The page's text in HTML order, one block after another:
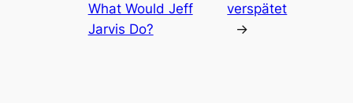
What Would Jeff
Jarvis Do?
verspätet
→